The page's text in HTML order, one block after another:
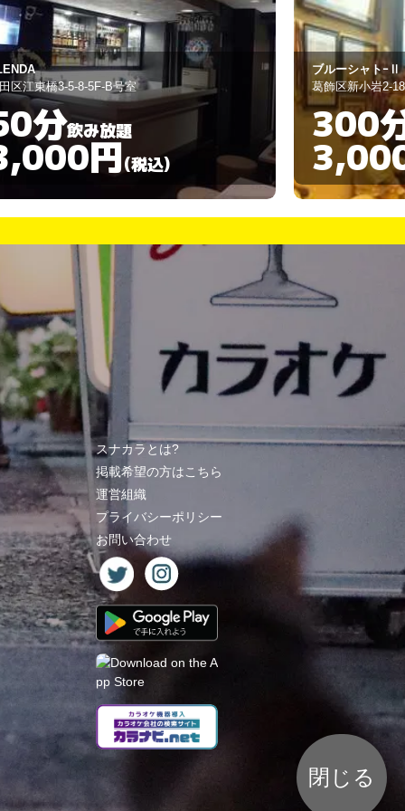
ーシャトｰⅡ
区新小岩2-18-6-1F
分飲み放題
円(税込)
スナック樹
江戸川区平井3-
120
スナカラとは?
掲載希望の方はこちら
運営組織
プライバシーポリシー
お問い合わせ
閉じる